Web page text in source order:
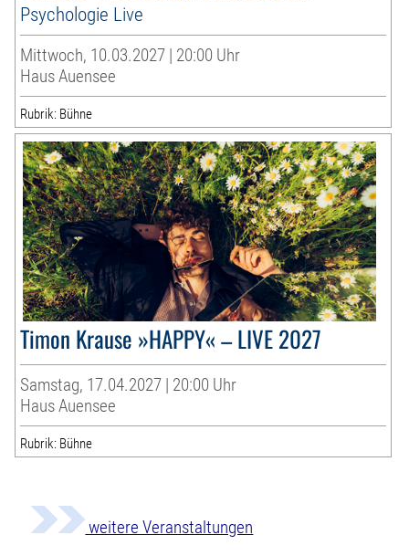
Psychologie Live
Mittwoch, 10.03.2027 | 20:00 Uhr
Haus Auensee
Rubrik: Bühne
Timon Krause »HAPPY« – LIVE 2027
Samstag, 17.04.2027 | 20:00 Uhr
Haus Auensee
Rubrik: Bühne
weitere Veranstaltungen